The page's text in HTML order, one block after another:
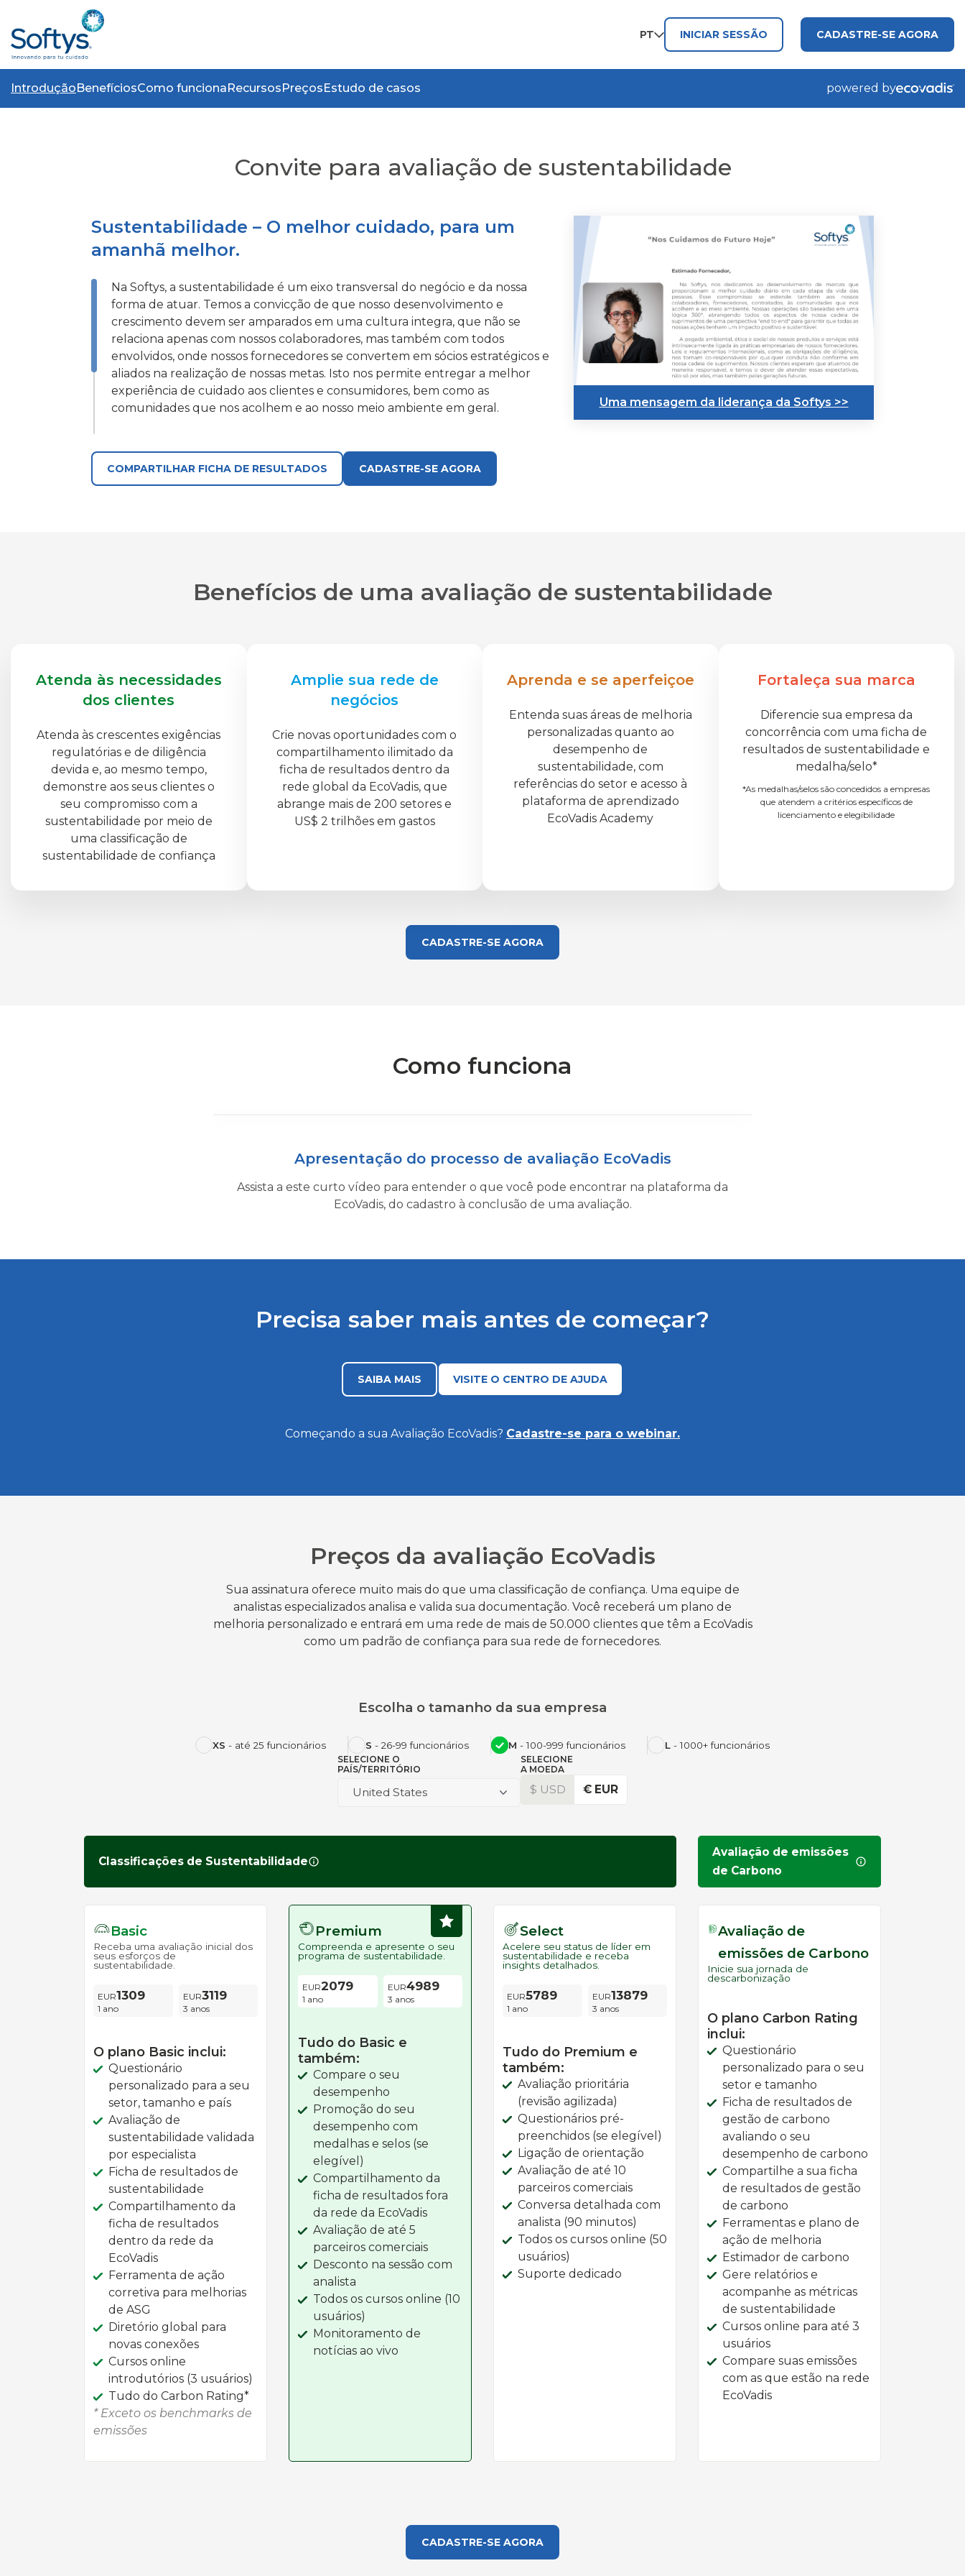
PT INICIAR SESSÃO CADASTRE-SE AGORA
IntroduçãoBenefíciosComo funcionaRecursosPreçosEstudo de casos powered by
Convite para avaliação de sustentabilidade
Sustentabilidade – O melhor cuidado, para um
amanhã melhor.
Na Softys, a sustentabilidade é um eixo transversal do negócio e da nossa
forma de atuar. Temos a convicção de que nosso desenvolvimento e
crescimento devem ser amparados em uma cultura integra, que não se
relaciona apenas com nossos colaboradores, mas também com todos
envolvidos, onde nossos fornecedores se convertem em sócios estratégicos e
aliados na realização de nossas metas. Isto nos permite entregar a melhor
experiência de cuidado aos clientes e consumidores, bem como as
comunidades que nos acolhem e ao nosso meio ambiente em geral.
lógica de melhoria contínua, mapeamos nossos impactos gerais através de
uma avaliação ASG (Ambiental, Social, Governança) em conjunto com a
COMPARTILHAR FICHA DE RESULTADOS CADASTRE-SE AGORA
Uma mensagem da liderança da Softys >>
Benefícios de uma avaliação de sustentabilidade
Atenda às necessidades
dos clientes
Atenda às crescentes exigências
regulatórias e de diligência
devida e, ao mesmo tempo,
demonstre aos seus clientes o
seu compromisso com a
sustentabilidade por meio de
uma classificação de
sustentabilidade de confiança
Amplie sua rede de
negócios
Crie novas oportunidades com o
compartilhamento ilimitado da
ficha de resultados dentro da
rede global da EcoVadis, que
abrange mais de 200 setores e
US$ 2 trilhões em gastos
Aprenda e se aperfeiçoe
Entenda suas áreas de melhoria
personalizadas quanto ao
desempenho de
sustentabilidade, com
referências do setor e acesso à
plataforma de aprendizado
EcoVadis Academy
Fortaleça sua marca
Diferencie sua empresa da
concorrência com uma ficha de
resultados de sustentabilidade e
medalha/selo*
*As medalhas/selos são concedidos a empresas
que atendem a critérios específicos de
licenciamento e elegibilidade
CADASTRE-SE AGORA
Como funciona
Apresentação do processo de avaliação EcoVadis
Assista a este curto vídeo para entender o que você pode encontrar na plataforma da
EcoVadis, do cadastro à conclusão de uma avaliação.
Precisa saber mais antes de começar?
SAIBA MAIS VISITE O CENTRO DE AJUDA
Começando a sua Avaliação EcoVadis? Cadastre-se para o webinar.
Preços da avaliação EcoVadis
Sua assinatura oferece muito mais do que uma classificação de confiança. Uma equipe de
analistas especializados analisa e valida sua documentação. Você receberá um plano de
melhoria personalizado e entrará em uma rede de mais de 50.000 clientes que têm a EcoVadis
como um padrão de confiança para sua rede de fornecedores.
Escolha o tamanho da sua empresa
XS - até 25 funcionários S - 26-99 funcionários M - 100-999 funcionários L - 1000+ funcionários
SELECIONE O
PAÍS/TERRITÓRIO
United States
SELECIONE
A MOEDA
$ USD € EUR
Classificações de Sustentabilidade
Basic
Receba uma avaliação inicial dos
seus esforços de
sustentabilidade.
1309
1 ano
3119
3 anos
O plano Basic inclui:
Questionário
personalizado para a seu
setor, tamanho e país
Avaliação de
sustentabilidade validada
por especialista
Ficha de resultados de
sustentabilidade
Compartilhamento da
ficha de resultados
dentro da rede da
EcoVadis
Ferramenta de ação
corretiva para melhorias
de ASG
Diretório global para
novas conexões
Cursos online
introdutórios (3 usuários)
Tudo do Carbon Rating*
* Exceto os benchmarks de
emissões
Premium
Compreenda e apresente o seu
programa de sustentabilidade.
2079
1 ano
4989
3 anos
Tudo do Basic e
também:
Compare o seu
desempenho
Promoção do seu
desempenho com
medalhas e selos (se
elegível)
Compartilhamento da
ficha de resultados fora
da rede da EcoVadis
Avaliação de até 5
parceiros comerciais
Desconto na sessão com
analista
Todos os cursos online (10
usuários)
Monitoramento de
notícias ao vivo
Select
Acelere seu status de líder em
sustentabilidade e receba
insights detalhados.
5789
1 ano
13879
3 anos
Tudo do Premium e
também:
Avaliação prioritária
(revisão agilizada)
Questionários pré-
preenchidos (se elegível)
Ligação de orientação
Avaliação de até 10
parceiros comerciais
Conversa detalhada com
analista (90 minutos)
Todos os cursos online (50
usuários)
Suporte dedicado
Avaliação de emissões
de Carbono
Avaliação de
emissões de Carbono
Inicie sua jornada de
descarbonização
O plano Carbon Rating
inclui:
Questionário
personalizado para o seu
setor e tamanho
Ficha de resultados de
gestão de carbono
avaliando o seu
desempenho de carbono
Compartilhe a sua ficha
de resultados de gestão
de carbono
Ferramentas e plano de
ação de melhoria
Estimador de carbono
Gere relatórios e
acompanhe as métricas
de sustentabilidade
Cursos online para até 3
usuários
Compare suas emissões
com as que estão na rede
EcoVadis
CADASTRE-SE AGORA